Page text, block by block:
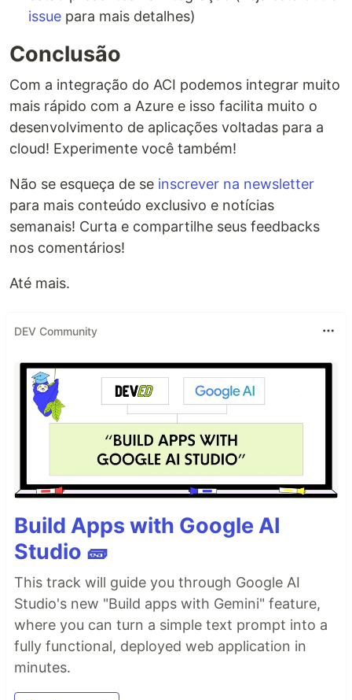
issue para mais detalhes)
Conclusão
Com a integração do ACI podemos integrar muito
mais rápido com a Azure e isso facilita muito o
desenvolvimento de aplicações voltadas para a
cloud! Experimente você também!
Não se esqueça de se inscrever na newsletter
para mais conteúdo exclusivo e notícias
semanais! Curta e compartilhe seus feedbacks
nos comentários!
Até mais.
DEV Community
Build Apps with Google AI
Studio 🧱
This track will guide you through Google AI
Studio's new "Build apps with Gemini" feature,
where you can turn a simple text prompt into a
fully functional, deployed web application in
minutes.